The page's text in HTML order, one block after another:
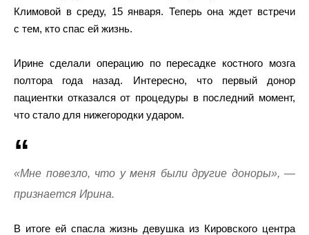
Климовой в среду, 15 января. Теперь она ждет встречи
с тем, кто спас ей жизнь.
Ирине сделали операцию по пересадке костного мозга
полтора года назад. Интересно, что первый донор
пациентки отказался от процедуры в последний момент,
что стало для нижегородки ударом.
«Мне повезло, что у меня были другие доноры», —
признается Ирина.
В итоге ей спасла жизнь девушка из Кировского центра